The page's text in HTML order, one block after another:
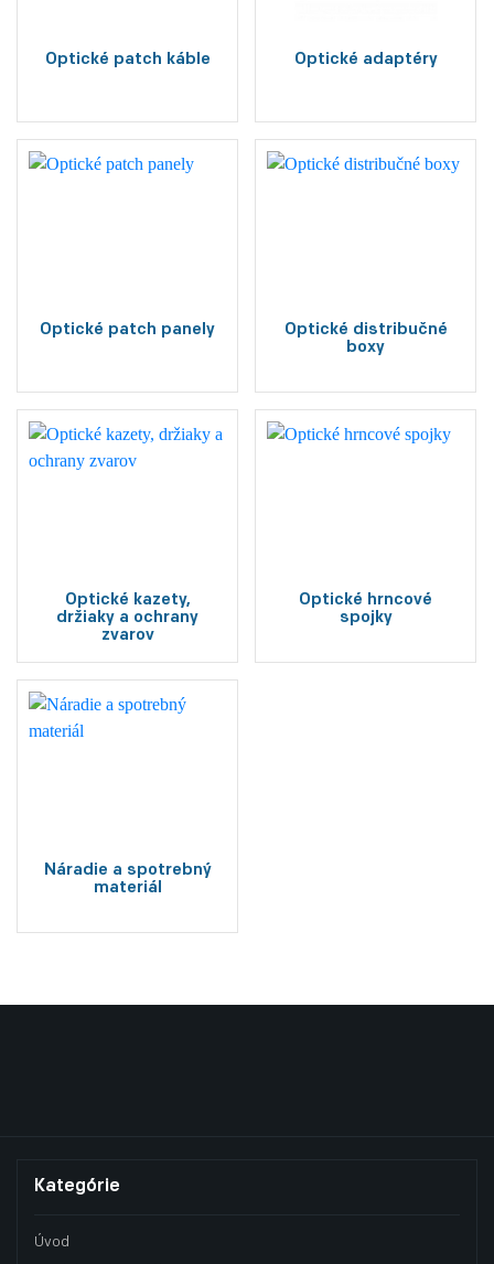
Optické patch káble Optické adaptéry
Optické patch panely
Optické distribučné
boxy
Optické kazety,
držiaky a ochrany
zvarov
Optické hrncové
spojky
Náradie a spotrebný
materiál
Kategórie
Úvod